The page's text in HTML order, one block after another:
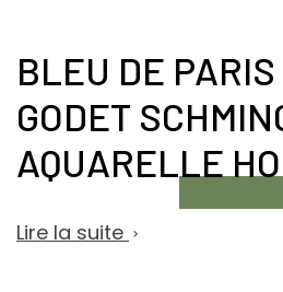
BLEU DE
GODET
AQUARELLE
Lire la suite 